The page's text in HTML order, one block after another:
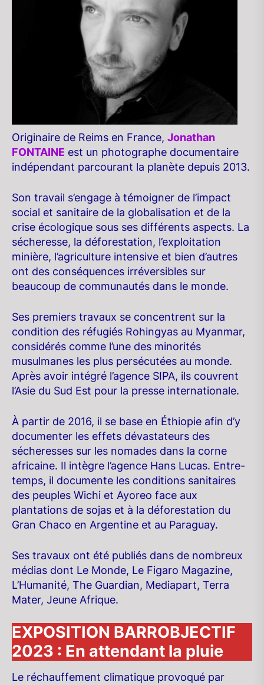
Originaire de Reims en France, Jonathan
FONTAINE est un photographe documentaire
indépendant parcourant la planète depuis 2013.
Son travail s’engage à témoigner de l’impact
social et sanitaire de la globalisation et de la
crise écologique sous ses différents aspects. La
sécheresse, la déforestation, l’exploitation
minière, l’agriculture intensive et bien d’autres
ont des conséquences irréversibles sur
beaucoup de communautés dans le monde.
Ses premiers travaux se concentrent sur la
condition des réfugiés Rohingyas au Myanmar,
considérés comme l’une des minorités
musulmanes les plus persécutées au monde.
Après avoir intégré l’agence SIPA, ils couvrent
l’Asie du Sud Est pour la presse internationale.
À partir de 2016, il se base en Éthiopie afin d’y
documenter les effets dévastateurs des
sécheresses sur les nomades dans la corne
africaine. Il intègre l’agence Hans Lucas. Entre-
temps, il documente les conditions sanitaires
des peuples Wichi et Ayoreo face aux
plantations de sojas et à la déforestation du
Gran Chaco en Argentine et au Paraguay.
Ses travaux ont été publiés dans de nombreux
médias dont Le Monde, Le Figaro Magazine,
L’Humanité, The Guardian, Mediapart, Terra
Mater, Jeune Afrique.
EXPOSITION BARROBJECTIF
2023 : En attendant la pluie
Le réchauffement climatique provoqué par